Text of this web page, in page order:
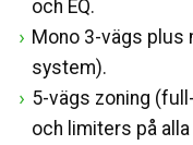
och EQ.
Mono 3-vägs plus
system).
5-vägs zoning
och limiters på